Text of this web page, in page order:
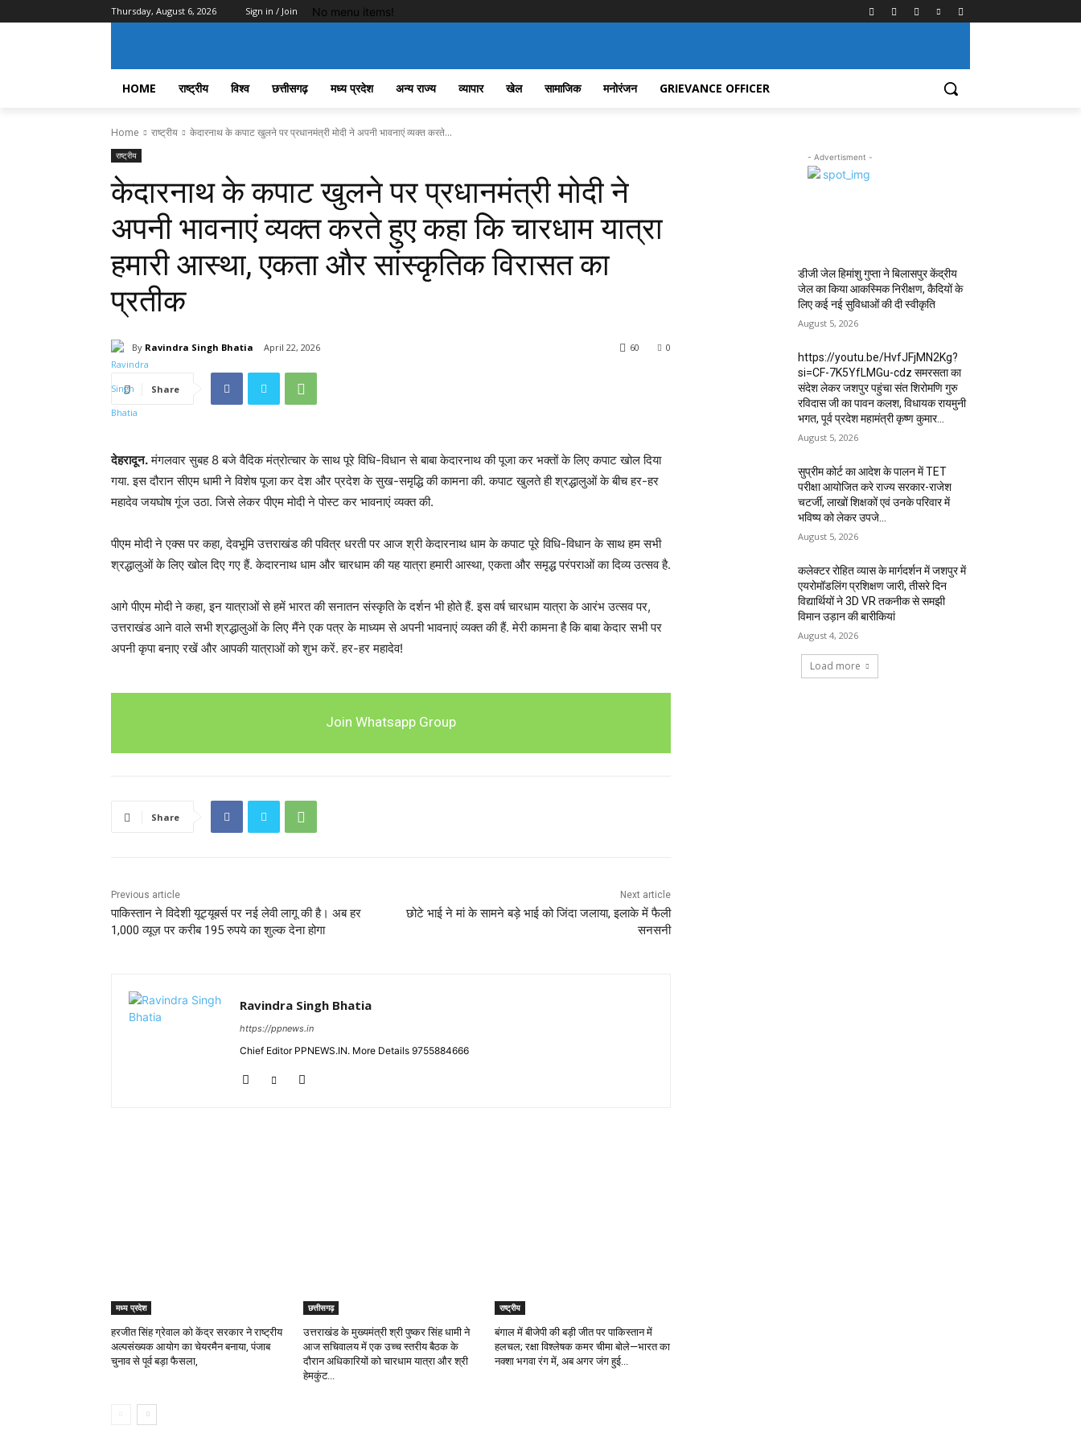
Thursday, August 6, 2026 Sign in / Join No menu items!
HOME राष्ट्रीय विश्व छत्तीसगढ़ मध्य प्रदेश अन्य राज्य व्यापार खेल सामाजिक मनोरंजन GRIEVANCE OFFICER
Home राष्ट्रीय केदारनाथ के कपाट खुलने पर प्रधानमंत्री मोदी ने अपनी भावनाएं व्यक्त करते...
राष्ट्रीय
केदारनाथ के कपाट खुलने पर प्रधानमंत्री मोदी ने
अपनी भावनाएं व्यक्त करते हुए कहा कि चारधाम यात्रा
हमारी आस्था, एकता और सांस्कृतिक विरासत का
प्रतीक
By Ravindra Singh Bhatia April 22, 2026 0
60
Share
देहरादून.मंगलवार सुबह 8 बजे वैदिक मंत्रोत्चार के साथ पूरे विधि-विधान से बाबा केदारनाथ की पूजा कर भक्तों के लिए कपाट खोल दिया
गया. इस दौरान सीएम धामी ने विशेष पूजा कर देश और प्रदेश के सुख-समृद्धि की कामना की. कपाट खुलते ही श्रद्धालुओं के बीच हर-हर
महादेव जयघोष गूंज उठा. जिसे लेकर पीएम मोदी ने पोस्ट कर भावनाएं व्यक्त की.
पीएम मोदी ने एक्स पर कहा, देवभूमि उत्तराखंड की पवित्र धरती पर आज श्री केदारनाथ धाम के कपाट पूरे विधि-विधान के साथ हम सभी
श्रद्धालुओं के लिए खोल दिए गए हैं. केदारनाथ धाम और चारधाम की यह यात्रा हमारी आस्था, एकता और समृद्ध परंपराओं का दिव्य उत्सव है.
आगे पीएम मोदी ने कहा, इन यात्राओं से हमें भारत की सनातन संस्कृति के दर्शन भी होते हैं. इस वर्ष चारधाम यात्रा के आरंभ उत्सव पर,
उत्तराखंड आने वाले सभी श्रद्धालुओं के लिए मैंने एक पत्र के माध्यम से अपनी भावनाएं व्यक्त की हैं. मेरी कामना है कि बाबा केदार सभी पर
अपनी कृपा बनाए रखें और आपकी यात्राओं को शुभ करें. हर-हर महादेव!
Join Whatsapp Group
Share
Previous article
पाकिस्तान ने विदेशी यूट्यूबर्स पर नई लेवी लागू की है। अब हर
1,000 व्यूज़ पर करीब 195 रुपये का शुल्क देना होगा
Next article
छोटे भाई ने मां के सामने बड़े भाई को जिंदा जलाया, इलाके में फैली
सनसनी
Ravindra Singh Bhatia
https://ppnews.in
Chief Editor PPNEWS.IN. More Details 9755884666
मध्य प्रदेश
हरजीत सिंह ग्रेवाल को केंद्र सरकार ने राष्ट्रीय
अल्पसंख्यक आयोग का चेयरमैन बनाया, पंजाब
चुनाव से पूर्व बड़ा फैसला,
छत्तीसगढ़
उत्तराखंड के मुख्यमंत्री श्री पुष्कर सिंह धामी ने
आज सचिवालय में एक उच्च स्तरीय बैठक के
दौरान अधिकारियों को चारधाम यात्रा और श्री
हेमकुंट...
राष्ट्रीय
बंगाल में बीजेपी की बड़ी जीत पर पाकिस्तान में
हलचल; रक्षा विश्लेषक कमर चीमा बोले—भारत का
नक्शा भगवा रंग में, अब अगर जंग हुई...
- Advertisment -
डीजी जेल हिमांशु गुप्ता ने बिलासपुर केंद्रीय
जेल का किया आकस्मिक निरीक्षण, कैदियों के
लिए कई नई सुविधाओं की दी स्वीकृति
August 5, 2026
https://youtu.be/HvfJFjMN2Kg?
si=CF-7K5YfLMGu-cdz समरसता का
संदेश लेकर जशपुर पहुंचा संत शिरोमणि गुरु
रविदास जी का पावन कलश, विधायक रायमुनी
भगत, पूर्व प्रदेश महामंत्री कृष्ण कुमार...
August 5, 2026
सुप्रीम कोर्ट का आदेश के पालन में TET
परीक्षा आयोजित करे राज्य सरकार-राजेश
चटर्जी, लाखों शिक्षकों एवं उनके परिवार में
भविष्य को लेकर उपजे...
August 5, 2026
कलेक्टर रोहित व्यास के मार्गदर्शन में जशपुर में
एयरोमॉडलिंग प्रशिक्षण जारी, तीसरे दिन
विद्यार्थियों ने 3D VR तकनीक से समझी
विमान उड़ान की बारीकियां
August 4, 2026
Load more